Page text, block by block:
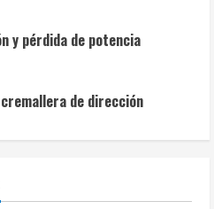
y pérdida de potencia
de dirección